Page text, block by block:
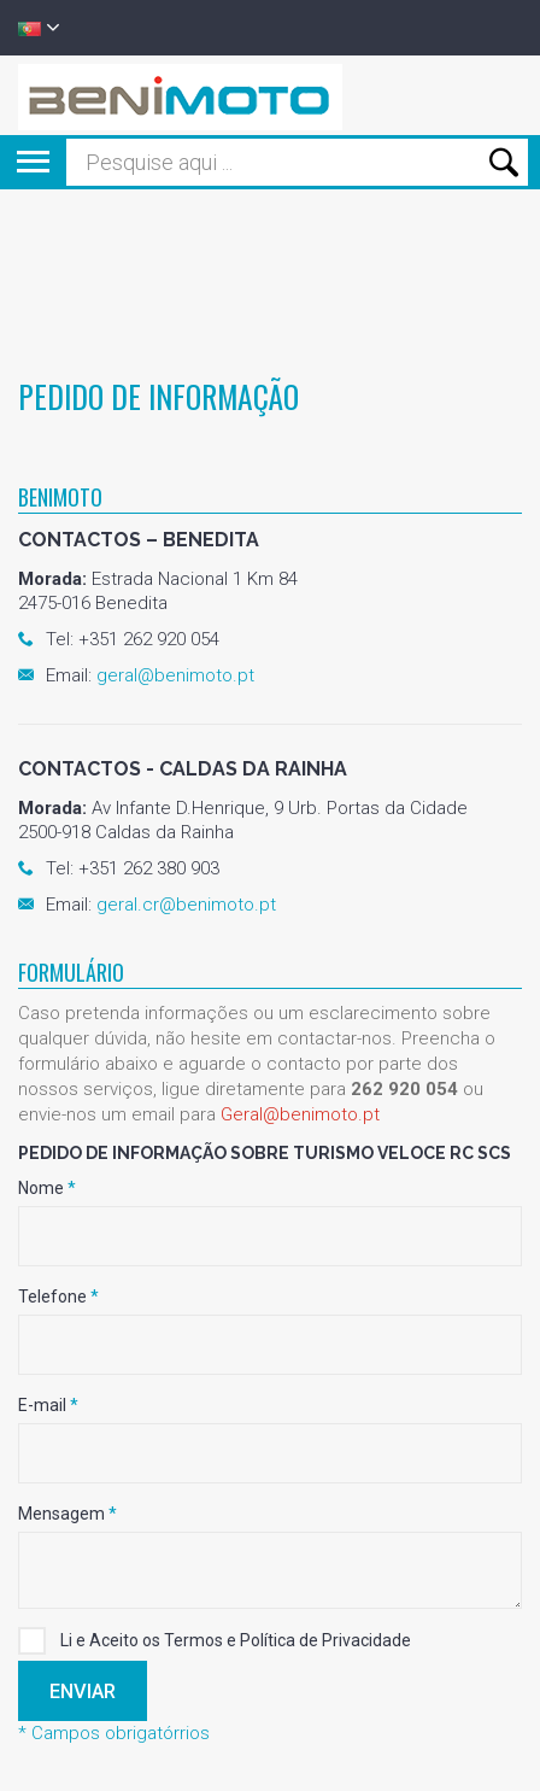
PEDIDO DE INFORMAÇÃO
BENIMOTO
CONTACTOS – BENEDITA
Morada: Estrada Nacional 1 Km 84
2475-016 Benedita
Tel: +351 262 920 054
Email: geral@benimoto.pt
CONTACTOS - CALDAS DA RAINHA
Morada: Av Infante D.Henrique, 9 Urb. Portas da Cidade
2500-918 Caldas da Rainha
Tel: +351 262 380 903
Email: geral.cr@benimoto.pt
FORMULÁRIO
Caso pretenda informações ou um esclarecimento sobre
qualquer dúvida, não hesite em contactar-nos. Preencha o
formulário abaixo e aguarde o contacto por parte dos
nossos serviços, ligue diretamente para 262 920 054 ou
envie-nos um email para Geral@benimoto.pt
PEDIDO DE INFORMAÇÃO SOBRE TURISMO VELOCE RC SCS
Nome *
Telefone *
E-mail *
Mensagem *
Li e Aceito os Termos e Política de Privacidade
ENVIAR
* Campos obrigatórrios